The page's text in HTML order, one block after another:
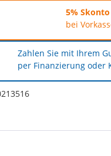
5% Skonto
bei
Zahlen Sie mit Ihrem
per Finanzierung oder